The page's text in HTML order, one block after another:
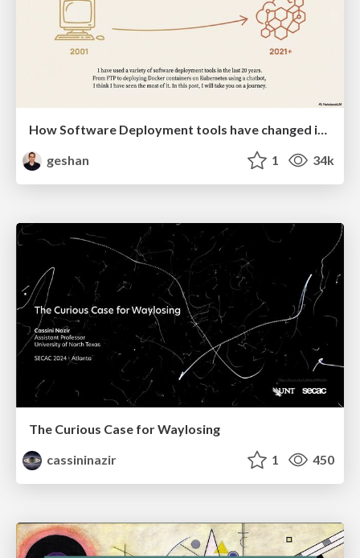
How Software Deployment tools have changed in the past 20 years
geshan
1 34k
The Curious Case for Waylosing
cassininazir
1 450